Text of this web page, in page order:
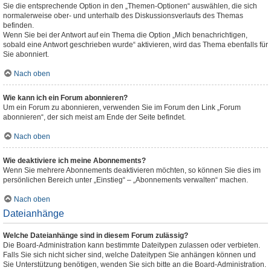
Sie die entsprechende Option in den „Themen-Optionen“ auswählen, die sich
normalerweise ober- und unterhalb des Diskussionsverlaufs des Themas
befinden.
Wenn Sie bei der Antwort auf ein Thema die Option „Mich benachrichtigen,
sobald eine Antwort geschrieben wurde“ aktivieren, wird das Thema ebenfalls für
Sie abonniert.
Nach oben
Wie kann ich ein Forum abonnieren?
Um ein Forum zu abonnieren, verwenden Sie im Forum den Link „Forum
abonnieren“, der sich meist am Ende der Seite befindet.
Nach oben
Wie deaktiviere ich meine Abonnements?
Wenn Sie mehrere Abonnements deaktivieren möchten, so können Sie dies im
persönlichen Bereich unter „Einstieg“ – „Abonnements verwalten“ machen.
Nach oben
Dateianhänge
Welche Dateianhänge sind in diesem Forum zulässig?
Die Board-Administration kann bestimmte Dateitypen zulassen oder verbieten.
Falls Sie sich nicht sicher sind, welche Dateitypen Sie anhängen können und
Sie Unterstützung benötigen, wenden Sie sich bitte an die Board-Administration.